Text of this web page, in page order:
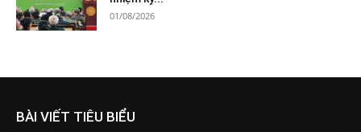
01/08/2026
BÀI VIẾT TIÊU BIỂU